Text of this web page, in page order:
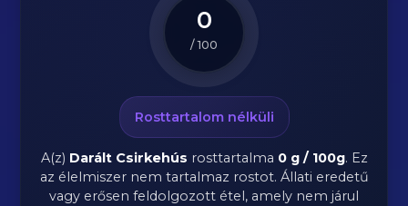
0
/ 100
Rosttartalom nélküli
A(z) Darált Csirkehús rosttartalma 0 g / 100g. Ez
az élelmiszer nem tartalmaz rostot. Állati eredetű
vagy erősen feldolgozott étel, amely nem járul